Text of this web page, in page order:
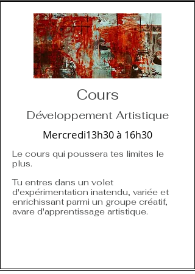
​Cours
Développement Artistique
Mercredi13h30 à 16h30
Le cours qui poussera tes limites le
plus.
Tu entres dans un volet
d'expérimentation inatendu, variée et
enrichissant parmi un groupe créatif,
avare d'apprentissage artistique.